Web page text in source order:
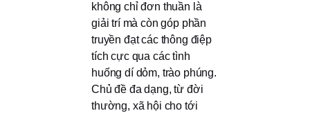
không chỉ đơn thuần là
giải trí mà còn góp phần
truyền đạt các thông điệp
tích cực qua các tình
huống dí dỏm, trào phúng.
Chủ đề đa dạng, từ đời
thường, xã hội cho tới